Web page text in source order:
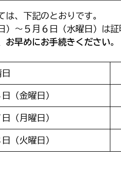
、下記のとおりです。
）～５月６日（水曜日）は
お早めにお手続きください。
曜日）
曜日）
曜日）